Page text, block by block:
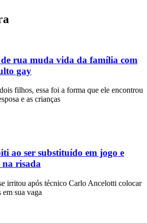
rua muda vida da família com
gay
filhos, essa foi a forma que ele encontrou
e as crianças
ao ser substituído em jogo e
na risada
irritou após técnico Carlo Ancelotti colocar
sua vaga